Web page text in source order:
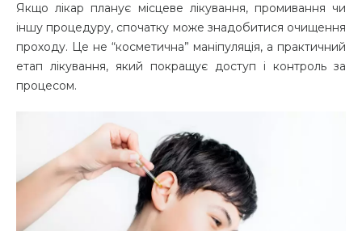
Якщо лікар планує місцеве лікування, промивання чи
іншу процедуру, спочатку може знадобитися очищення
проходу. Це не “косметична” маніпуляція, а практичний
етап лікування, який покращує доступ і контроль за
процесом.